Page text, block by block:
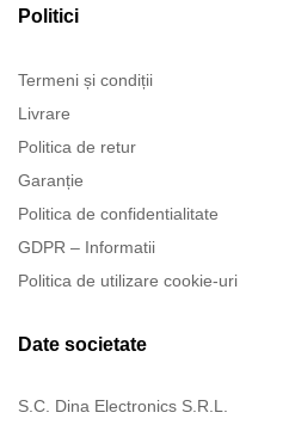
Politici
Termeni și condiții
Livrare
Politica de retur
Garanție
Politica de confidentialitate
GDPR – Informatii
Politica de utilizare cookie-uri
Date societate
S.C. Dina Electronics S.R.L.